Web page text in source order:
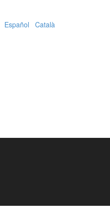
Español Català